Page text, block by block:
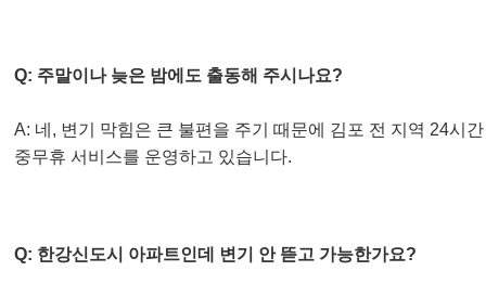
Q: 주말이나 늦은 밤에도 출동해 주시나요?
A: 네, 변기 막힘은 큰 불편을 주기 때문에 김포 전 지역 24시
중무휴 서비스를 운영하고 있습니다.
Q: 한강신도시 아파트인데 변기 안 뜯고 가능한가요?